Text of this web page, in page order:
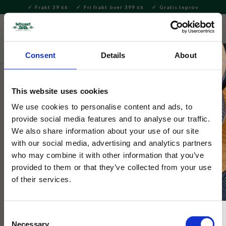
Consent Details About
This website uses cookies
We use cookies to personalise content and ads, to
provide social media features and to analyse our traffic.
We also share information about your use of our site
with our social media, advertising and analytics partners
who may combine it with other information that you’ve
provided to them or that they’ve collected from your use
of their services.
Necessary
Meny
Frakt 39 KR Fri frakt över 399 KR Gratis teprov
Bryggning & Tillbehör
Gjutjärnstekanna Jin Jin
Vit gjutjärnskanna i mönster och guldiga detaljer. Rymmer 0,7 l,
tesil ingår.